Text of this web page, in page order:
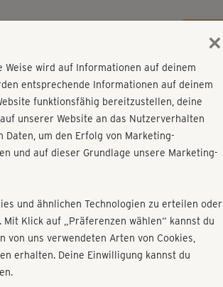
Gratis
Fragen, Antworten,
T
Tante Frieda
Wohltuende Übungen.
unaufgeregt. Perfekt für den
×
Weise wird auf Informationen auf deinem
entsprechende Informationen auf deinem
funktionsfähig bereitzustellen, deine
unserer Website an das Nutzerverhalten
um den Erfolg von Marketing-
und auf dieser Grundlage unsere Marketing-
und ähnlichen Technologien zu erteilen oder
Mit Klick auf „Präferenzen wählen“ kannst du
uns verwendeten Arten von Cookies,
erhalten. Deine Einwilligung kannst du